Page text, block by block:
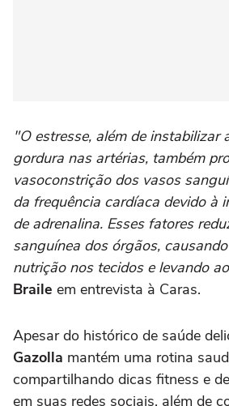
"O estresse, além de instabilizar
gordura nas artérias, também
vasoconstrição dos vasos
da frequência cardíaca devido à
de adrenalina. Esses fatores
sanguínea dos órgãos,
nutrição nos tecidos e levando
Braile em entrevista à Caras.
Apesar do histórico de saúde
Gazolla mantém uma rotina
compartilhando dicas fitness e
em suas redes sociais, além de